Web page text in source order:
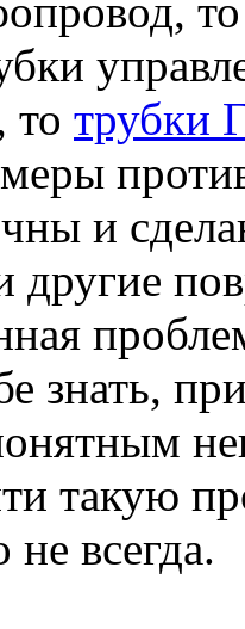
то трубки
и
другие
знать,
такую
не всегда.